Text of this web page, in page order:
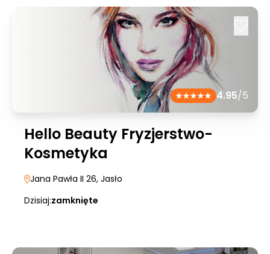
4.95/5
Hello Beauty Fryzjerstwo-
Kosmetyka
Jana Pawła II 26, Jasło
Dzisiaj:zamknięte